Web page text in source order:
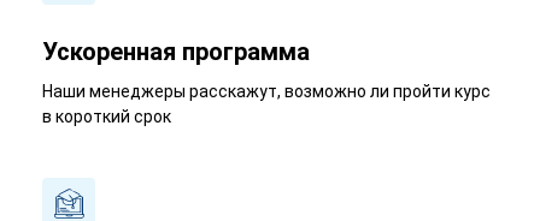
Ускоренная программа
Наши менеджеры расскажут, возможно ли пройти курс
в короткий срок